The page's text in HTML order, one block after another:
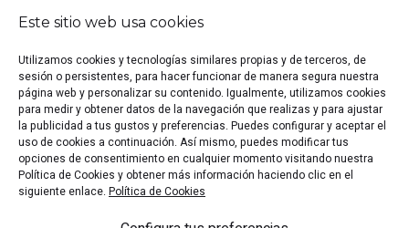
Escape Rooms Familias
Escape Rooms Halloween
Escape Rooms San Valentín
Estudio de Mercado Escape Rooms 2021
Qué es un Escape Room
Qué es un Hall Escape
Este sitio web usa cookies
Utilizamos cookies y tecnologías similares propias y de terceros, de
sesión o persistentes, para hacer funcionar de manera segura nuestra
página web y personalizar su contenido. Igualmente, utilizamos cookies
para medir y obtener datos de la navegación que realizas y para ajustar
la publicidad a tus gustos y preferencias. Puedes configurar y aceptar el
uso de cookies a continuación. Así mismo, puedes modificar tus
opciones de consentimiento en cualquier momento visitando nuestra
Política de Cookies y obtener más información haciendo clic en el
siguiente enlace. Política de Cookies